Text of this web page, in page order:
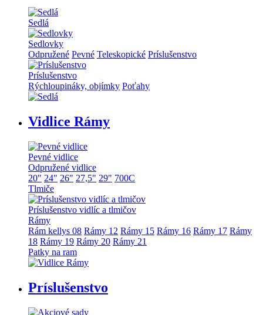
Sedlá
Sedlovky
Odpružené Pevné Teleskopické Príslušenstvo
Príslušenstvo
Rýchloupináky, objímky Poťahy
Vidlice Rámy
Pevné vidlice
Odpružené vidlice
20" 24" 26" 27,5" 29" 700C
Tlmiče
Príslušenstvo vidlíc a tlmičov
Rámy
Rám kellys 08 Rámy 12 Rámy 15 Rámy 16 Rámy 17 Rámy
18 Rámy 19 Rámy 20 Rámy 21
Patky na ram
Príslušenstvo